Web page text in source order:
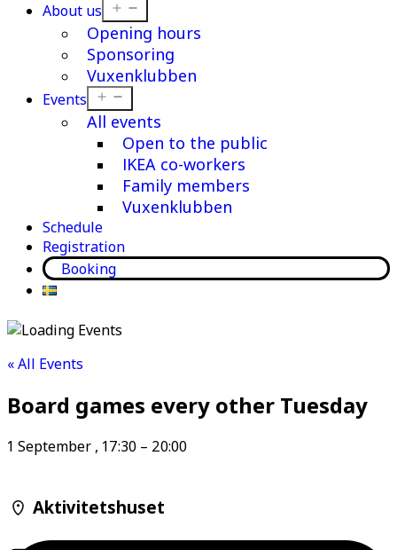
About us
menu
Opening hours
Sponsoring
Vuxenklubben
Events
menu
All events
Open to the public
IKEA co-workers
Family members
Vuxenklubben
Schedule
Registration
Booking
« All Events
Board games every other Tuesday
1 September , 17:30 – 20:00
Aktivitetshuset